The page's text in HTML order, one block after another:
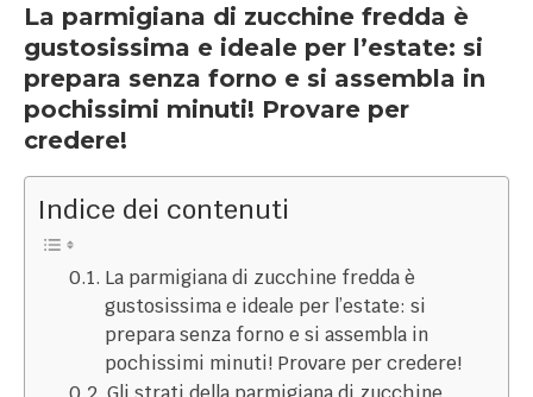
La parmigiana di zucchine fredda è
gustosissima e ideale per l’estate: si
prepara senza forno e si assembla in
pochissimi minuti! Provare per
credere!
Indice dei contenuti
La parmigiana di zucchine fredda è
gustosissima e ideale per l’estate: si
prepara senza forno e si assembla in
pochissimi minuti! Provare per credere!